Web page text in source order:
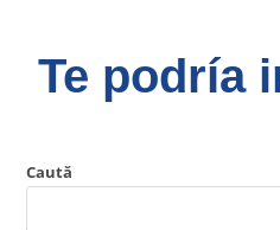
Te podría
Caută